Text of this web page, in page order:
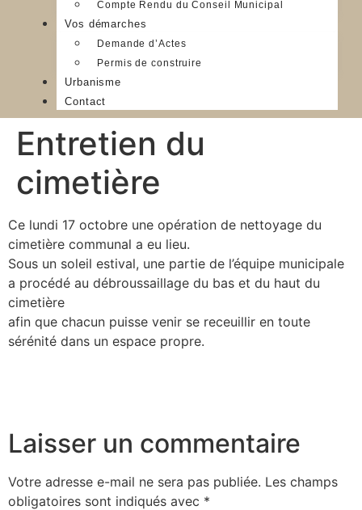
Compte Rendu du Conseil Municipal
Vos démarches
Demande d’Actes
Permis de construire
Urbanisme
Contact
Entretien du
cimetière
Ce lundi 17 octobre une opération de nettoyage du
cimetière communal a eu lieu.
Sous un soleil estival, une partie de l’équipe municipale
a procédé au débroussaillage du bas et du haut du
cimetière
afin que chacun puisse venir se receuillir en toute
sérénité dans un espace propre.
Laisser un commentaire
Votre adresse e-mail ne sera pas publiée. Les champs
obligatoires sont indiqués avec *